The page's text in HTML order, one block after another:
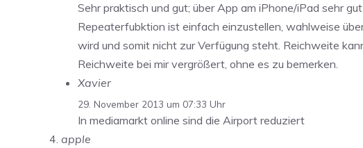
Sehr praktisch und gut; über App am iPhone/iPad sehr
Repeaterfubktion ist einfach einzustellen, wahlweise
wird und somit nicht zur Verfügung steht. Reichweite
Reichweite bei mir vergrößert, ohne es zu bemerken.
Xavier
29. November 2013 um 07:33 Uhr
In mediamarkt online sind die Airport reduziert
apple